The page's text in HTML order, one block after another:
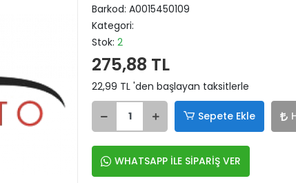
Barkod: A0015450109
Kategori:
Stok: 2
275,88 TL
22,99 TL 'den başlayan taksitlerle
Sepete Ekle
WHATSAPP İLE SİPARİŞ VER